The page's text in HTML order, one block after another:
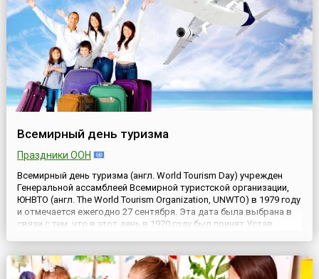
Всемирный день туризма
Праздники ООН
Всемирный день туризма (англ. World Tourism Day) учрежден
Генеральной ассамблеей Всемирной туристской организации,
ЮНВТО (англ. The World Tourism Organization, UNWTO) в 1979 году
и отмечается ежегодно 27 сентября. Эта дата была выбрана в
связи с тем, что в этот день в 1970 году был принят Устав